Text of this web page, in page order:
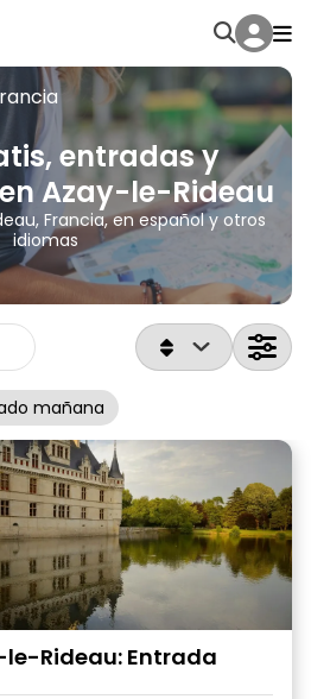
entradas y
Azay-le-Rideau
Francia, en español y otros
idiomas
mañana
Rideau: Entrada